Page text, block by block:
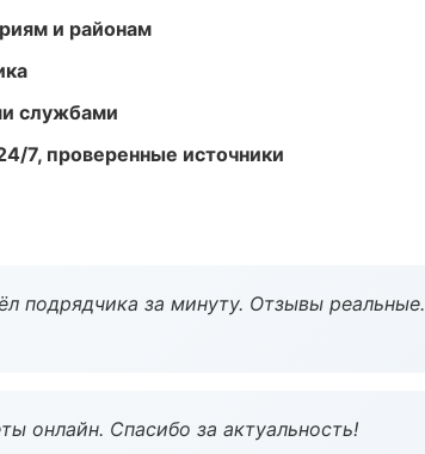
и районам
службами
7, проверенные источники
подрядчика за минуту. Отзывы реальные.
онлайн. Спасибо за актуальность!